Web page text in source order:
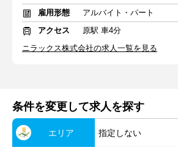
雇用形態
アルバイト・パート
アクセス
原駅 車4分
ニラックス株式会社の求人一覧を見る
条件を変更して求人を探す
エリア 指定しない